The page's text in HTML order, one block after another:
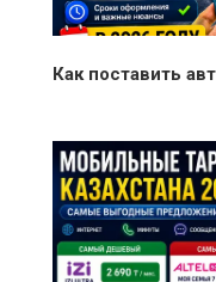
Как поставить